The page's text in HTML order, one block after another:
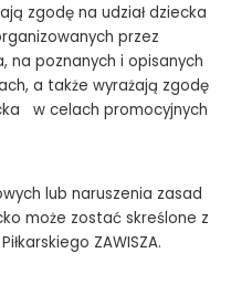
zgodę na udział dziecka
przez
na poznanych i opisanych
a także wyrażają zgodę
w celach promocyjnych
lub naruszenia zasad
może zostać skreślone z
ZAWISZA.